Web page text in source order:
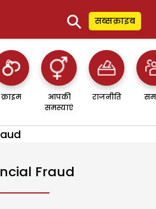
⚲ सब्सक्राइब
क्राइम
आपकी
समस्याएं
राजनीति
Fraud